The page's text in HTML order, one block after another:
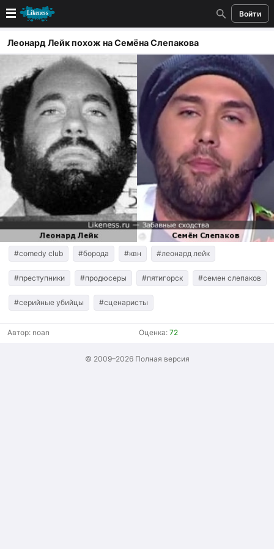
Войти
Новые
Лучшие
Голосование
Кандидаты
Случайное сходство 👍
Создать сходство
Для публикации необходима авторизация
Поиск
Леонард Лейк похож на Семёна Слепакова
#comedy club #борода #квн #леонард лейк
#преступники #продюсеры #пятигорск #семен слепаков
#серийные убийцы #сценаристы
Автор: noan Оценка: 72
© 2009–2026 Полная версия